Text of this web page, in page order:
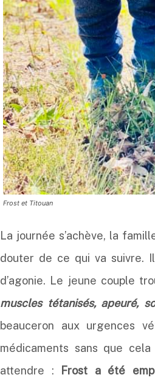
Frost et Titouan
La journée s’achève, la
douter de ce qui va suivre.
d’agonie. Le jeune couple
muscles tétanisés, apeuré,
beauceron aux urgences
médicaments sans que
attendre :
Frost a été